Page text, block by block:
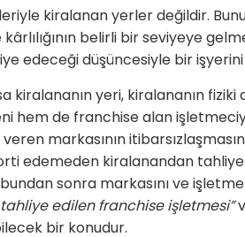
kiralanan yerler değildir.
belirli bir seviyeye
edeceği düşüncesiyle bir
kiralananın yeri, kiralananın
hem de franchise alan
markasının
edemeden kiralanandan
sonra markasını ve
edilen franchise işletmesi”
bir konudur.